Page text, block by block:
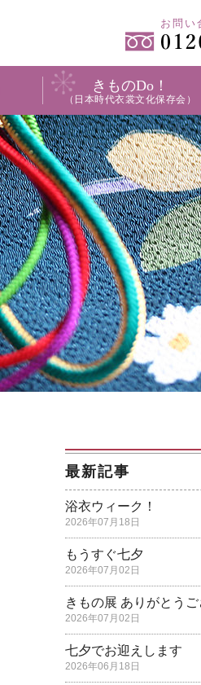
お問い
きものDo！
（日本時代衣裳文化保存会）
最新記事
浴衣ウィーク！
2026年07月18日
もうすぐ七夕
2026年07月02日
きもの展 ありがとう
2026年07月02日
七夕でお迎えします
2026年06月18日